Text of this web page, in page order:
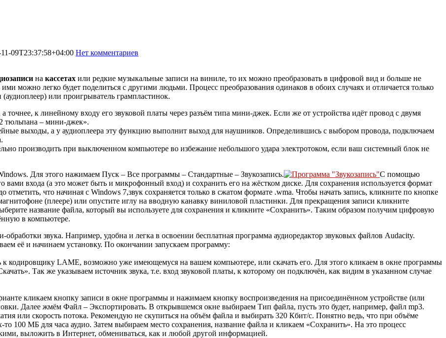
09T23:37:58+04:00 Нет комментариев
на кассетах или редкие музыкальные записи на виниле, то их можно преобразовать в цифровой вид и больше не
можно легко будет поделиться с другими людьми. Процесс преобразования одинаков в обоих случаях и отличается только
или проигрыватель грампластинок.
точнее, к линейному входу его звуковой платы через разъём типа мини-джек. Если же от устройства идёт провод с двумя
тюльпана – мини-джек».
выходы, а у аудиоплеера эту функцию выполнит выход для наушников. Определившись с выбором провода, подключаем
производить при выключенном компьютере во избежание небольшого удара электротоком, если ваш системный блок не
Для этого нажимаем Пуск – Все программы – Стандартные – Звукозапись.
С помощью
вами входа (а это может быть и микрофонный вход) и сохранить его на жёстком диске. Для сохранения используется формат
что начиная с Windows 7,звук сохраняется только в сжатом формате .wma. Чтобы начать запись, кликните по кнопке
(плеере) или опустите иглу на вводную канавку виниловой пластинки. Для прекращения записи кликните
название файла, который вы используете для сохранения и кликните «Сохранить». Таким образом получим цифровую
в компьютере.
звука. Например, удобна и легка в освоении бесплатная программа аудиоредактор звуковых файлов Audacity.
её и начинаем установку. По окончании запускаем программу:
к кодировщику LAME, возможно уже имеющемуся на вашем компьютере, или скачать его. Для этого кликаем в окне программы
Так же указываем источник звука, т.е. вход звуковой платы, к которому он подключён, как видим в указанном случае
кликаем кнопку записи в окне программы и нажимаем кнопку воспроизведения на присоединённом устройстве (или
Далее жмём Файл – Экспортировать. В открывшемся окне выбираем Тип файла, пусть это будет, например, файл mp3.
или скорость потока. Рекомендую не скупиться на объём файла и выбирать 320 Кбит/с. Понятно ведь, что при объёме
то 100 МБ для часа аудио. Затем выбираем место сохранения, название файла и кликаем «Сохранить». На это процесс
выложить в Интернет, обмениваться, как и любой другой информацией.